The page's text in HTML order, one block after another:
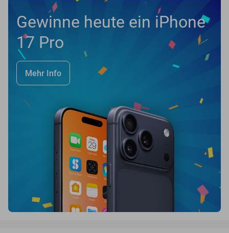
Gewinne heute ein iPhone
17 Pro
Mehr Info